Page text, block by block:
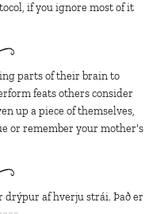
if you ignore most of it
parts of their brain to
feats others consider
up a piece of themselves,
or remember your mother's
drýpur af hverju strái. Það er